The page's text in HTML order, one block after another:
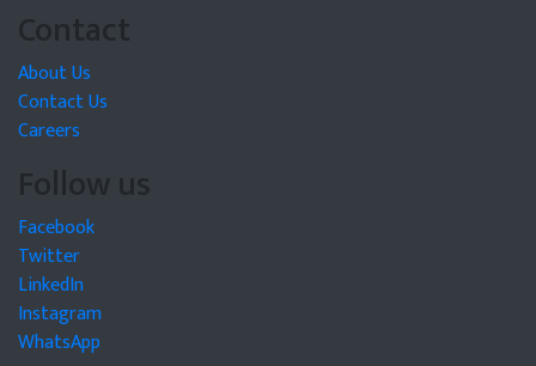
Contact
About Us
Contact Us
Careers
Follow us
Facebook
Twitter
LinkedIn
Instagram
WhatsApp